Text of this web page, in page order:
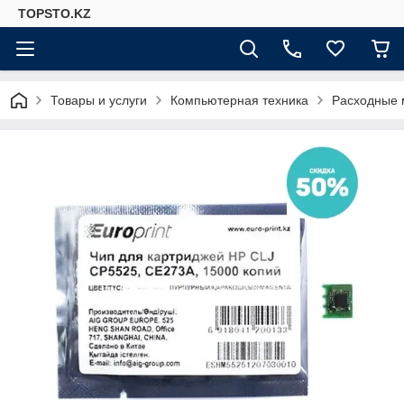
TOPSTO.KZ
Товары и услуги Компьютерная техника Расходные